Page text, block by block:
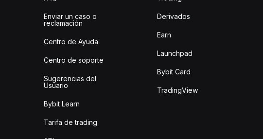
Enviar un caso o
reclamación
Centro de Ayuda
Centro de soporte
Sugerencias del
Usuario
Bybit Learn
Tarifa de trading
Derivados
Earn
Launchpad
Bybit Card
TradingView